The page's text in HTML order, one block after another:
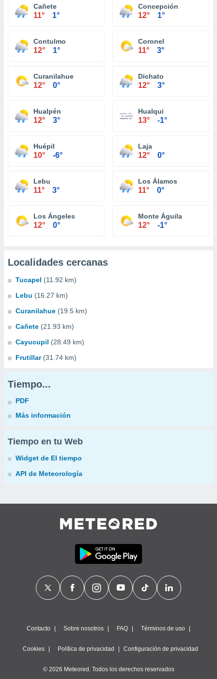
Cañete
11° 1°
Concepción
12° 1°
Contulmo
12° 1°
Coronel
11° 3°
Curanilahue
12° 0°
Dichato
12° 3°
Hualpén
12° 3°
Hualqui
13° -1°
Huépil
10° -6°
Laja
12° 0°
Lebu
11° 3°
Los Álamos
11° 0°
Los Ángeles
12° 0°
Monte Águila
12° -1°
Localidades cercanas
Tucapel (11.92 km)
Lebu (16.27 km)
Curanilahue (19.5 km)
Cañete (21.93 km)
Cayucupil (28.49 km)
Frutillar (31.74 km)
Tiempo...
PDF
Más información
Tiempo en tu Web
Widget de El tiempo
API de Meteorología
Contacto Sobre nosotros FAQ Términos de uso
Cookies Política de privacidad Configuración de privacidad
© 2026 Meteored. Todos los derechos reservados